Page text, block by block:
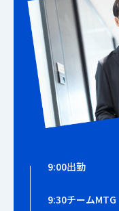
9:00出勤
9:30チームMTG